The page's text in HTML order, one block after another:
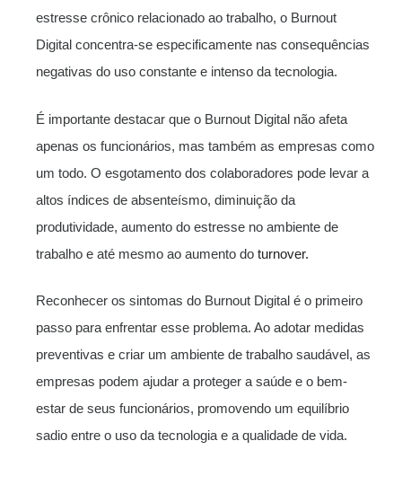
estresse crônico relacionado ao trabalho, o Burnout
Digital concentra-se especificamente nas consequências
negativas do uso constante e intenso da tecnologia.
É importante destacar que o Burnout Digital não afeta
apenas os funcionários, mas também as empresas como
um todo. O esgotamento dos colaboradores pode levar a
altos índices de absenteísmo, diminuição da
produtividade, aumento do estresse no ambiente de
trabalho e até mesmo ao aumento do turnover.
Reconhecer os sintomas do Burnout Digital é o primeiro
passo para enfrentar esse problema. Ao adotar medidas
preventivas e criar um ambiente de trabalho saudável, as
empresas podem ajudar a proteger a saúde e o bem-
estar de seus funcionários, promovendo um equilíbrio
sadio entre o uso da tecnologia e a qualidade de vida.